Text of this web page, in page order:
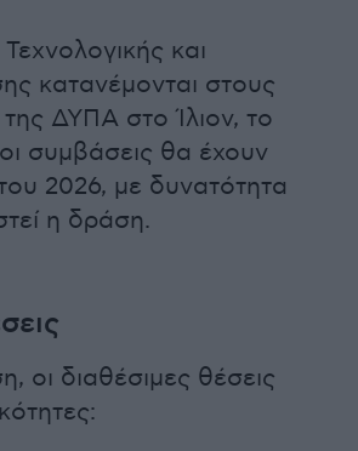
και
κατανέμονται στους
ΔΥΠΑ στο Ίλιον, το
συμβάσεις θα έχουν
2026, με δυνατότητα
η δράση.
οι διαθέσιμες θέσεις